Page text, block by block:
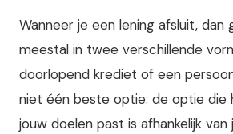
Wanneer je een lening afsluit, dan
meestal in twee verschillende
doorlopend krediet of een
niet één beste optie: de optie die
jouw doelen past is afhankelijk van